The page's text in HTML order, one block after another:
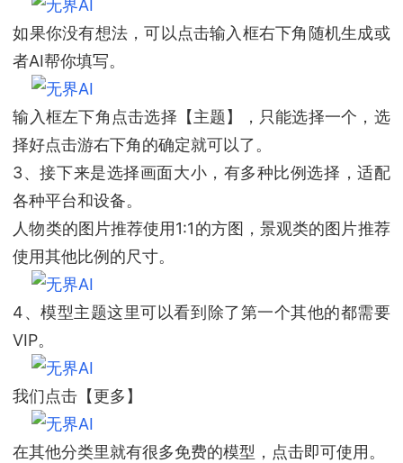
如果你没有想法，可以点击输入框右下角随机生成或
者AI帮你填写。
输入框左下角点击选择【主题】，只能选择一个，选
择好点击游右下角的确定就可以了。
3、接下来是选择画面大小，有多种比例选择，适配
各种平台和设备。
人物类的图片推荐使用1:1的方图，景观类的图片推荐
使用其他比例的尺寸。
4、模型主题这里可以看到除了第一个其他的都需要
VIP。
我们点击【更多】
在其他分类里就有很多免费的模型，点击即可使用。